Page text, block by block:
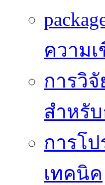
ความ
การวิ
สำหรั
การโ
เทคนิค